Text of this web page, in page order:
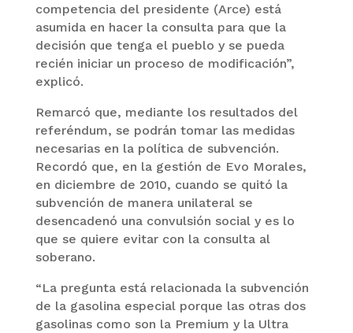
competencia del presidente (Arce) está
asumida en hacer la consulta para que la
decisión que tenga el pueblo y se pueda
recién iniciar un proceso de modificación”,
explicó.
Remarcó que, mediante los resultados del
referéndum, se podrán tomar las medidas
necesarias en la política de subvención.
Recordó que, en la gestión de Evo Morales,
en diciembre de 2010, cuando se quitó la
subvención de manera unilateral se
desencadenó una convulsión social y es lo
que se quiere evitar con la consulta al
soberano.
“La pregunta está relacionada la subvención
de la gasolina especial porque las otras dos
gasolinas como son la Premium y la Ultra